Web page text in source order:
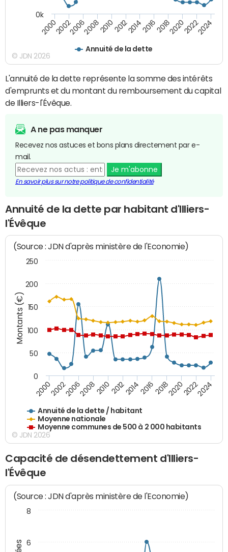
Annuité de la dette
200020022006200820102012201420162018202020222024
0k
© JDN 2026
L'annuité de la dette représente la somme des intérêts
d'emprunts et du montant du remboursement du capital
de Illiers-l'Évêque.
A ne pas manquer
Recevez nos astuces et bons plans directement par e-
mail.
Je m'abonne
En savoir plus sur notre politique de confidentialité
Annuité de la dette par habitant d'Illiers-
l'Évêque
Montants (€)
(Source : JDN d'après ministère de l'Economie)
Annuité de la dette / habitant
Moyenne nationale
Moyenne communes de 500 à 2 000 habitants
200020022006200820102012201420162018202020222024
0
50
100
150
200
250
© JDN 2026
Capacité de désendettement d'Illiers-
l'Évêque
(Source : JDN d'après ministère de l'Economie)
6
8